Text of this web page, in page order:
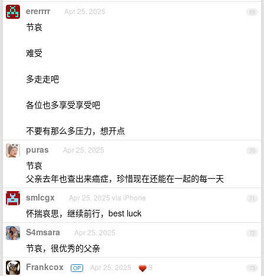
69
ererrrr Apr 25, 2025
节哀
难受
多走走吧
各位也多享受享受吧
不要有那么多压力，想开点
70
puras Apr 25, 2025
节哀
父亲去年也查出来癌症，珍惜现在还能在一起的每一天
71
smlcgx Apr 25, 2025 via iPhone
怀揣哀思，继续前行，best luck
72
S4msara Apr 25, 2025
节哀，很优秀的父亲
73
Frankcox OP Apr 25, 2025 9